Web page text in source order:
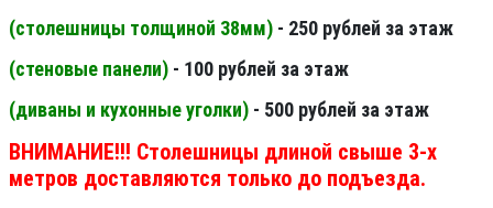
(столешницы толщиной 38мм) - 250 рублей за этаж
(стеновые панели) - 100 рублей за этаж
(диваны и кухонные уголки) - 500 рублей за этаж
ВНИМАНИЕ!!! Столешницы длиной свыше 3-х
метров доставляются только до подъезда.